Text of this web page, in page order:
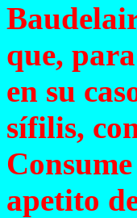
que,
en su
sífilis,
apetito